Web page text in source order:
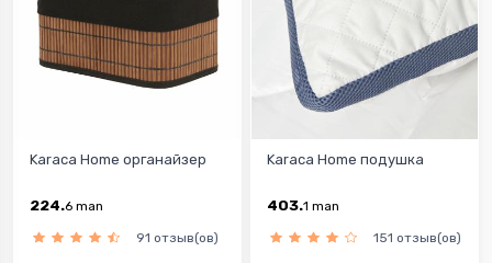
Karaca Home органайзер
224.6 man
91 отзыв(ов)
Karaca Home подушка
403.1 man
151 отзыв(ов)